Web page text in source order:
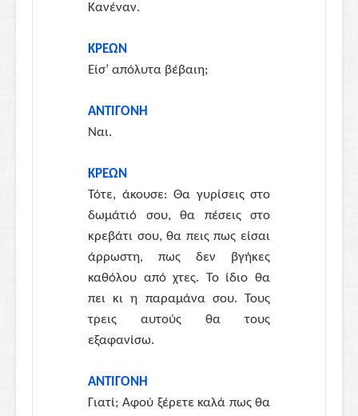
Κανέναν.
ΚΡΕΩΝ
Είσ’ απόλυτα βέβαιη;
ΑΝΤΙΓΟΝΗ
Ναι.
ΚΡΕΩΝ
Τότε, άκουσε: Θα γυρίσεις στο
δωμάτιό σου, θα πέσεις στο
κρεβάτι σου, θα πεις πως είσαι
άρρωστη, πως δεν βγήκες
καθόλου από χτες. Το ίδιο θα
πει κι η παραμάνα σου. Τους
τρεις αυτούς θα τους
εξαφανίσω.
ΑΝΤΙΓΟΝΗ
Γιατί; Αφού ξέρετε καλά πως θα